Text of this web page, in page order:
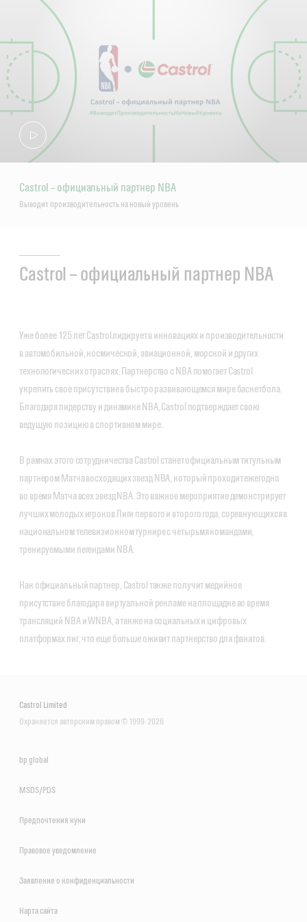
Castrol – официальный партнер NBA
Выводит производительность на новый уровень
Castrol – официальный партнер NBA
Уже более 125 лет Castrol лидирует в инновациях и производительности
в автомобильной, космической, авиационной, морской и других
технологических отраслях. Партнерство с NBA помогает Castrol
укрепить свое присутствие в быстро развивающемся мире баскетбола.
Благодаря лидерству и динамике NBA, Castrol подтверждает свою
ведущую позицию в спортивном мире.
В рамках этого сотрудничества Castrol станет официальным титульным
партнером Матча восходящих звезд NBA, который проходит ежегодно
во время Матча всех звезд NBA. Это важное мероприятие демонстрирует
лучших молодых игроков Лиги первого и второго года, соревнующихся в
национальном телевизионном турнире с четырьмя командами,
тренируемыми легендами NBA.
Как официальный партнер, Castrol также получит медийное
присутствие благодаря виртуальной рекламе на площадке во время
трансляций NBA и WNBA, а также на социальных и цифровых
платформах лиг, что еще больше оживит партнерство для фанатов.
Castrol Limited
Охраняется авторским правом © 1999-2026
bp global
MSDS/PDS
Предпочтения куки
Правовое уведомление
Заявление о конфиденциальности
Карта сайта